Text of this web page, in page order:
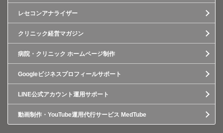
レセコンアナライザー
クリニック経営マガジン
病院・クリニック ホームページ制作
Googleビジネスプロフィールサポート
LINE公式アカウント運用サポート
動画制作・YouTube運用代行サービス MedTube